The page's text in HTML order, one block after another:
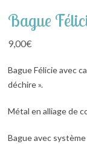
Bague
9,00€
Bague Félicie avec
déchire ».
Métal en alliage de
Bague avec